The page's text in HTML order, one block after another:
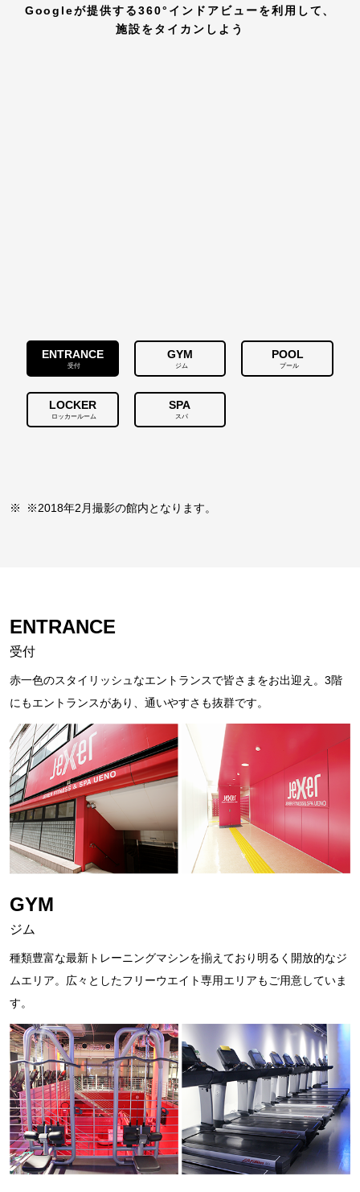
Googleが提供する360°インドアビューを利用して、
施設をタイカンしよう
ENTRANCE
受付
GYM
ジム
POOL
プール
LOCKER
ロッカールーム
SPA
スパ
※ ※2018年2月撮影の館内となります。
ENTRANCE
受付
赤一色のスタイリッシュなエントランスで皆さまをお出迎え。3階
にもエントランスがあり、通いやすさも抜群です。
GYM
ジム
種類豊富な最新トレーニングマシンを揃えており明るく開放的なジ
ムエリア。広々としたフリーウエイト専用エリアもご用意していま
す。